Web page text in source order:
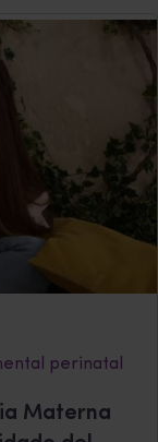
perinatal
Materna